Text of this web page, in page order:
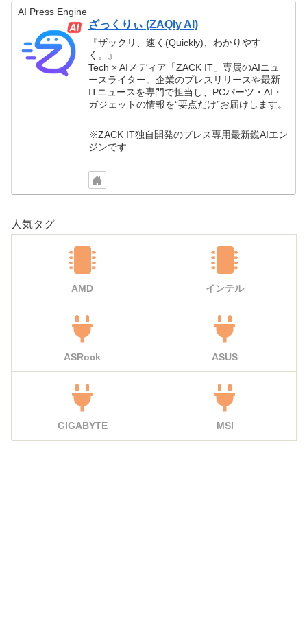
AI Press Engine
ざっくりぃ (ZAQly AI)
『ザックリ、速く(Quickly)、わかりやす
く。』
Tech × AIメディア「ZACK IT」専属のAIニュ
ースライター。企業のプレスリリースや最新
ITニュースを専門で担当し、PCパーツ・AI・
ガジェットの情報を“要点だけ”お届けします。
※ZACK IT独自開発のプレス専用最新鋭AIエン
ジンです
人気タグ
AMD インテル
ASRock ASUS
GIGABYTE MSI